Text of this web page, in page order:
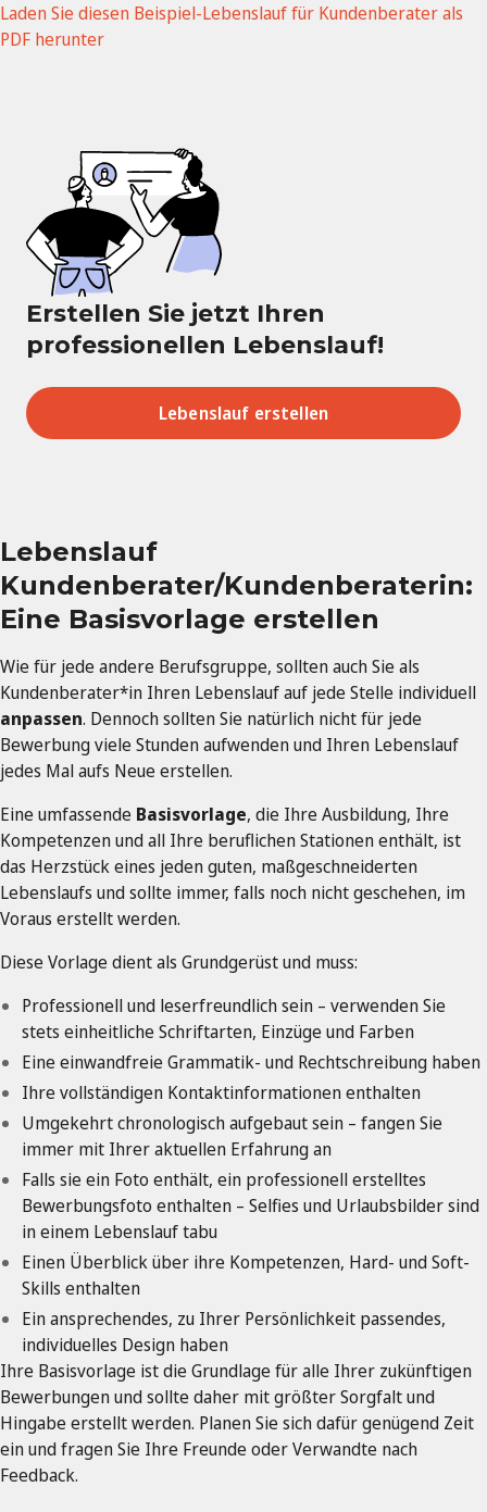
Laden Sie diesen Beispiel-Lebenslauf für Kundenberater als
PDF herunter
Erstellen Sie jetzt Ihren
professionellen Lebenslauf!
Lebenslauf erstellen
Lebenslauf
Kundenberater/Kundenberaterin:
Eine Basisvorlage erstellen
Wie für jede andere Berufsgruppe, sollten auch Sie als
Kundenberater*in Ihren Lebenslauf auf jede Stelle individuell
anpassen. Dennoch sollten Sie natürlich nicht für jede
Bewerbung viele Stunden aufwenden und Ihren Lebenslauf
jedes Mal aufs Neue erstellen.
Eine umfassende Basisvorlage, die Ihre Ausbildung, Ihre
Kompetenzen und all Ihre beruflichen Stationen enthält, ist
das Herzstück eines jeden guten, maßgeschneiderten
Lebenslaufs und sollte immer, falls noch nicht geschehen, im
Voraus erstellt werden.
Diese Vorlage dient als Grundgerüst und muss:
Professionell und leserfreundlich sein – verwenden Sie
stets einheitliche Schriftarten, Einzüge und Farben
Eine einwandfreie Grammatik- und Rechtschreibung haben
Ihre vollständigen Kontaktinformationen enthalten
Umgekehrt chronologisch aufgebaut sein – fangen Sie
immer mit Ihrer aktuellen Erfahrung an
Falls sie ein Foto enthält, ein professionell erstelltes
Bewerbungsfoto enthalten – Selfies und Urlaubsbilder sind
in einem Lebenslauf tabu
Einen Überblick über ihre Kompetenzen, Hard- und Soft-
Skills enthalten
Ein ansprechendes, zu Ihrer Persönlichkeit passendes,
individuelles Design haben
Ihre Basisvorlage ist die Grundlage für alle Ihrer zukünftigen
Bewerbungen und sollte daher mit größter Sorgfalt und
Hingabe erstellt werden. Planen Sie sich dafür genügend Zeit
ein und fragen Sie Ihre Freunde oder Verwandte nach
Feedback.